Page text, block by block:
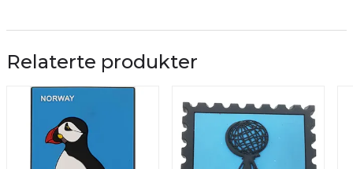
Relaterte produkter